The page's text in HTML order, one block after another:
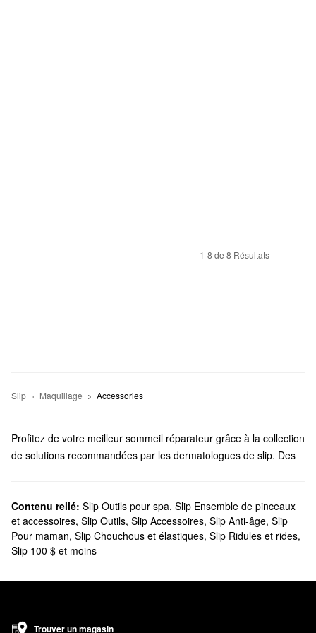
1-8 de 8 Résultats
Slip Maquillage Accessories
Profitez de votre meilleur sommeil réparateur grâce à la collection
de solutions recommandées par les dermatologues de slip. Des
Est-ce que Sephora offre des produits slip?
Sephora offre une variété de produits etd’outilspour lescheveux
slip. Les chouchous antitraction sont parfaits pour éviter les
cassures et les dommages, tandis que les bandes empêchent
Quels sont les produits les plus vendus de slip?
Contenu relié: Slip Outils pour spa, Slip Ensemble de pinceaux
et accessoires, Slip Outils, Slip Accessoires, Slip Anti-âge, Slip
Pour maman, Slip Chouchous et élastiques, Slip Ridules et rides,
Slip 100 $ et moins
Trouver un magasin